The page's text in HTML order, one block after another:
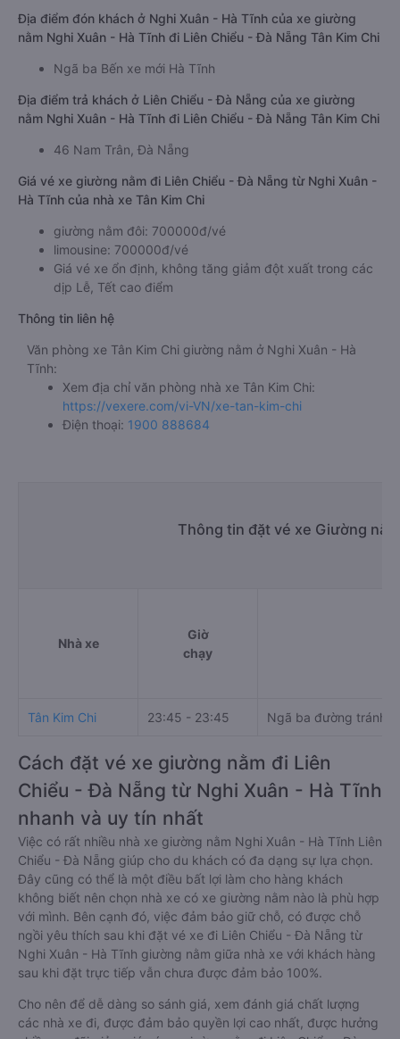
Địa điểm đón khách ở Nghi Xuân - Hà Tĩnh của xe giường
nằm Nghi Xuân - Hà Tĩnh đi Liên Chiểu - Đà Nẵng Tân Kim Chi
Ngã ba Bến xe mới Hà Tĩnh
Địa điểm trả khách ở Liên Chiểu - Đà Nẵng của xe giường
nằm Nghi Xuân - Hà Tĩnh đi Liên Chiểu - Đà Nẵng Tân Kim Chi
46 Nam Trân, Đà Nẵng
Giá vé xe giường nằm đi Liên Chiểu - Đà Nẵng từ Nghi Xuân -
Hà Tĩnh của nhà xe Tân Kim Chi
giường nằm đôi: 700000đ/vé
limousine: 700000đ/vé
Giá vé xe ổn định, không tăng giảm đột xuất trong các
dịp Lễ, Tết cao điểm
Thông tin liên hệ
Văn phòng xe Tân Kim Chi giường nằm ở Nghi Xuân - Hà
Tĩnh:
Xem địa chỉ văn phòng nhà xe Tân Kim Chi:
https://vexere.com/vi-VN/xe-tan-kim-chi
Điện thoại: 1900 888684
Thông tin đặt vé xe Giường
Nhà xe
Giờ
chạy
Tân Kim Chi 23:45 - 23:45 Ngã ba đường tránh
Cách đặt vé xe giường nằm đi Liên
Chiểu - Đà Nẵng từ Nghi Xuân - Hà Tĩnh
nhanh và uy tín nhất
Việc có rất nhiều nhà xe giường nằm Nghi Xuân - Hà Tĩnh Liên
Chiểu - Đà Nẵng giúp cho du khách có đa dạng sự lựa chọn.
Đây cũng có thể là một điều bất lợi làm cho hàng khách
không biết nên chọn nhà xe có xe giường nằm nào là phù hợp
với mình. Bên cạnh đó, việc đảm bảo giữ chỗ, có được chỗ
ngồi yêu thích sau khi đặt vé xe đi Liên Chiểu - Đà Nẵng từ
Nghi Xuân - Hà Tĩnh giường nằm giữa nhà xe với khách hàng
sau khi đặt trực tiếp vẫn chưa được đảm bảo 100%.
Cho nên để dễ dàng so sánh giá, xem đánh giá chất lượng
các nhà xe đi, được đảm bảo quyền lợi cao nhất, được hưởng